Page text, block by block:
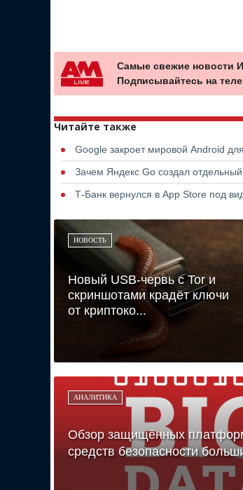
Самые свежие новости
Подписывайтесь на
Читайте также
Google закроет мировой Android
Зачем Яндекс Go создал
Т-Банк вернулся в App Store под
НОВОСТЬ
Новый USB-червь с Tor и
скриншотами крадёт ключи
от криптоко...
АНАЛИТИКА
Обзор защищённых
средств безопасности